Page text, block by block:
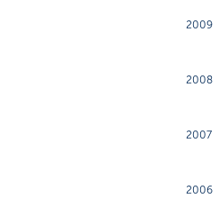
2009
2008
2007
2006